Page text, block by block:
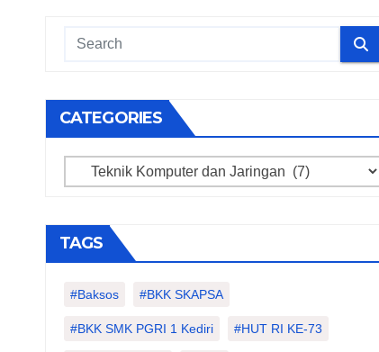
CATEGORIES
Categories
TAGS
#Baksos #BKK SKAPSA
#BKK SMK PGRI 1 Kediri #HUT RI KE-73